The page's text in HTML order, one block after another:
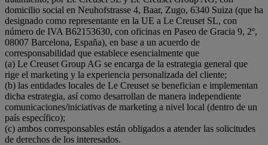
domicilio social en Neuhofstrasse 4, Baar, Zugo, 6340 Suiza (que ha
designado como representante en la UE a Le Creuset SL, con
número de IVA B62153630, con oficinas en Paseo de Gracia 9, 2º,
08007 Barcelona, España), en base a un acuerdo de
corresponsabilidad que establece esencialmente que
(a) Le Creuset Group AG se encarga de la estrategia general que
rige el marketing y la experiencia personalizada del cliente;
(b) las entidades locales de Le Creuset se benefician e implementan
dicha estrategia, así como desarrollan de manera independiente
comunicaciones/iniciativas de marketing a nivel local (dentro de un
país específico);
(c) ambos corresponsables están obligados a atender las solicitudes
de derechos de los interesados.